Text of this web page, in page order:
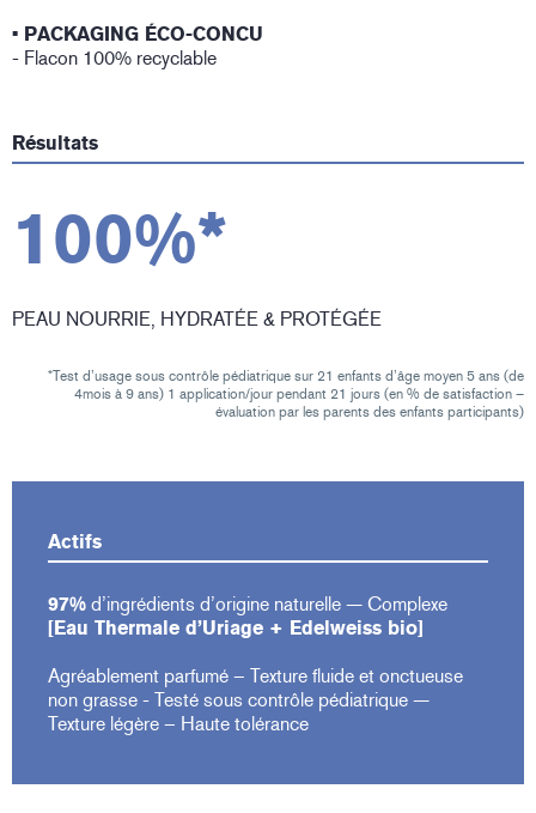
• PACKAGING ÉCO-CONCU
- Flacon 100% recyclable
Résultats
100%*
PEAU NOURRIE, HYDRATÉE & PROTÉGÉE
*Test d’usage sous contrôle pédiatrique sur 21 enfants d’âge moyen 5 ans (de
4mois à 9 ans) 1 application/jour pendant 21 jours (en % de satisfaction –
évaluation par les parents des enfants participants)
Actifs
97% d’ingrédients d’origine naturelle — Complexe
[Eau Thermale d’Uriage + Edelweiss bio]
Agréablement parfumé – Texture fluide et onctueuse
non grasse - Testé sous contrôle pédiatrique —
Texture légère – Haute tolérance